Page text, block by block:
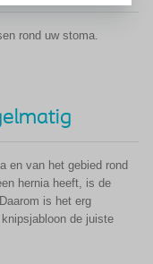
rond uw stoma.
en van het gebied rond
hernia heeft, is de
is het erg
de juiste